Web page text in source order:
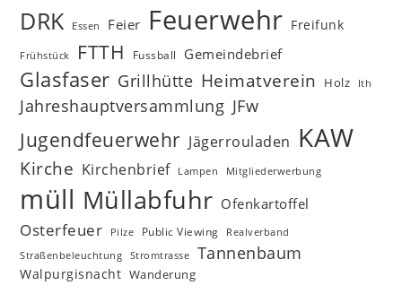
DRK Essen Feier Feuerwehr Freifunk
Frühstück FTTH Fussball Gemeindebrief
Glasfaser Grillhütte Heimatverein Holz Ith
Jahreshauptversammlung JFw
Jugendfeuerwehr Jägerrouladen KAW
Kirche Kirchenbrief Lampen Mitgliederwerbung
müll Müllabfuhr Ofenkartoffel
Osterfeuer Pilze Public Viewing
Realverband
Straßenbeleuchtung
Stromtrasse Tannenbaum
Walpurgisnacht Wanderung